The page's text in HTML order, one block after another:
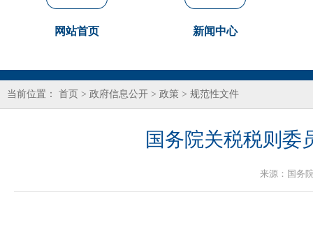
网站首页 新闻中心
当前位置： 首页 > 政府信息公开 > 政策 > 规范性文件
国务院关税税则委
来源： 国务